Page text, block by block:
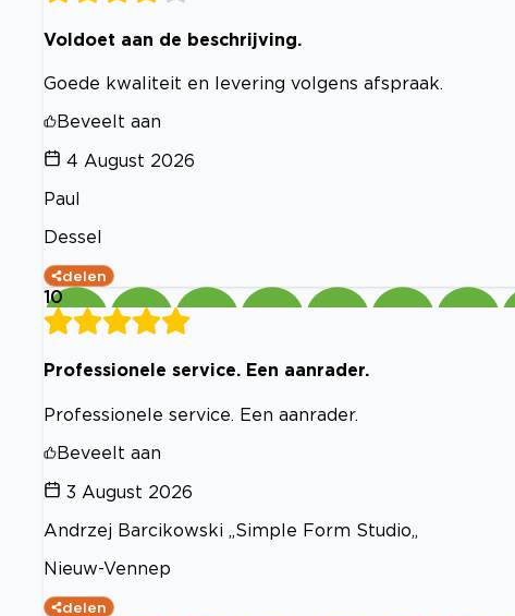
Voldoet aan de beschrijving.
Goede kwaliteit en levering volgens afspraak.
Beveelt aan
4 August 2026
Paul
Dessel
delen
10
Professionele service. Een aanrader.
Professionele service. Een aanrader.
Beveelt aan
3 August 2026
Andrzej Barcikowski ,,Simple Form Studio,,
Nieuw-Vennep
delen